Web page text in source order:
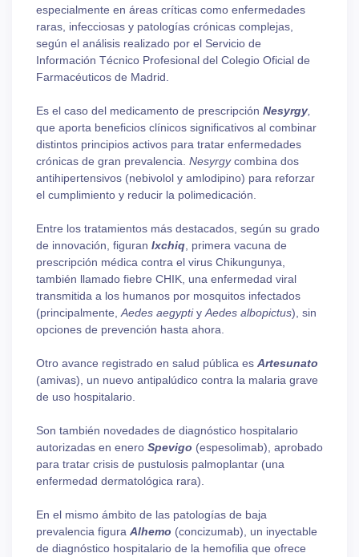
especialmente en áreas críticas como enfermedades
raras, infecciosas y patologías crónicas complejas,
según el análisis realizado por el Servicio de
Información Técnico Profesional del Colegio Oficial de
Farmacéuticos de Madrid.
Es el caso del medicamento de prescripción Nesyrgy
que aporta beneficios clínicos significativos al combinar
distintos principios activos para tratar enfermedades
crónicas de gran prevalencia. Nesyrgycombina dos
antihipertensivos (nebivolol y amlodipino) para reforzar
el cumplimiento y reducir la polimedicación.
Entre los tratamientos más destacados, según su grado
de innovación, figuran Ixchiq , primera vacuna de
prescripción médica contra el virus Chikungunya,
también llamado fiebre CHIK, una enfermedad viral
transmitida a los humanos por mosquitos infectados
(principalmente, Aedes aegyptiy Aedes albopictus), sin
opciones de prevención hasta ahora.
Otro avance registrado en salud pública es Artesunato
(amivas), un nuevo antipalúdico contra la malaria grave
de uso hospitalario.
Son también novedades de diagnóstico hospitalario
autorizadas en enero Spevigo (espesolimab), aprobado
para tratar crisis de pustulosis palmoplantar (una
enfermedad dermatológica rara).
En el mismo ámbito de las patologías de baja
prevalencia figura Alhemo (concizumab), un inyectable
de diagnóstico hospitalario de la hemofilia que ofrece